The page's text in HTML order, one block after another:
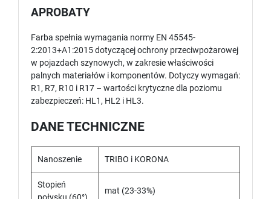
APROBATY
Farba spełnia wymagania normy EN 45545-
2:2013+A1:2015 dotyczącej ochrony przeciwpożarowej
w pojazdach szynowych, w zakresie właściwości
palnych materiałów i komponentów. Dotyczy wymagań:
R1, R7, R10 i R17 – wartości krytyczne dla poziomu
zabezpieczeń: HL1, HL2 i HL3.
DANE TECHNICZNE
Nanoszenie TRIBO i KORONA
Stopień
mat (23-33%)